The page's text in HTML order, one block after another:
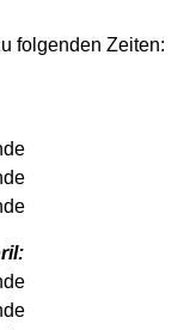
folgenden Zeiten: